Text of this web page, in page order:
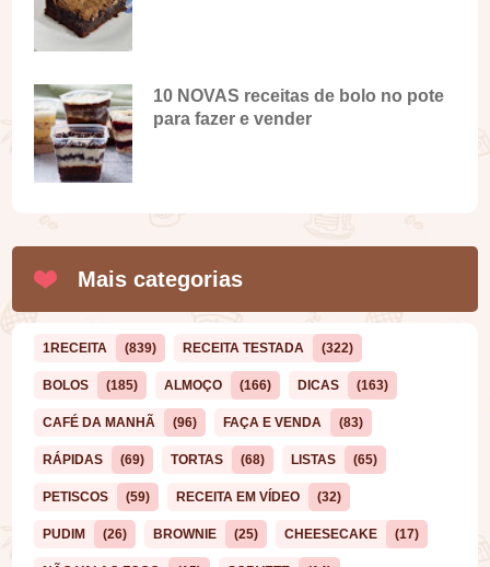
10 NOVAS receitas de bolo no pote
para fazer e vender
Mais categorias
1RECEITA (839) RECEITA TESTADA (322)
BOLOS (185) ALMOÇO (166) DICAS (163)
CAFÉ DA MANHÃ (96) FAÇA E VENDA (83)
RÁPIDAS (69) TORTAS (68) LISTAS (65)
PETISCOS (59) RECEITA EM VÍDEO (32)
PUDIM (26) BROWNIE (25) CHEESECAKE (17)